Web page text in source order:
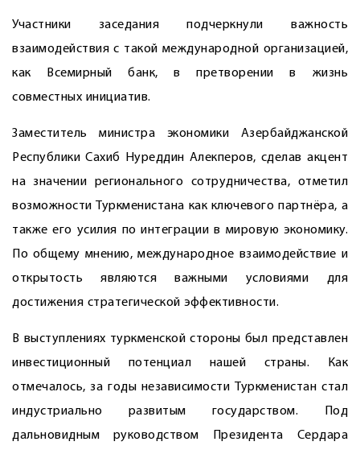
Участники заседания подчеркнули важность
взаимодействия с такой международной организацией,
как Всемирный банк, в претворении в жизнь
совместных инициатив.
Заместитель министра экономики Азербайджанской
Республики Сахиб Нуреддин Алекперов, сделав акцент
на значении регионального сотрудничества, отметил
возможности Туркменистана как ключевого партнёра, а
также его усилия по интеграции в мировую экономику.
По общему мнению, международное взаимодействие и
открытость являются важными условиями для
достижения стратегической эффективности.
В выступлениях туркменской стороны был представлен
инвестиционный потенциал нашей страны. Как
отмечалось, за годы независимости Туркменистан стал
индустриально развитым государством. Под
дальновидным руководством Президента Сердара